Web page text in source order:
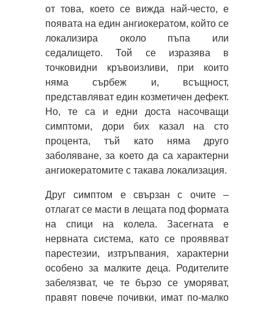
от това, което се вижда най-често, е
появата на един ангиокератом, който се
локализира около пъпа или
седалището. Той се изразява в
точковидни кръвоизливи, при които
няма сърбеж и, всъщност,
представляват един козметичен дефект.
Но, те са и едни доста насочващи
симптоми, дори бих казал на сто
процента, тъй като няма друго
заболяване, за което да са характерни
ангиокератомите с такава локализация.
Друг симптом е свързан с очите –
отлагат се масти в лещата под формата
на спици на колела. Засегната е
нервната система, като се проявяват
парестезии, изтръпвания, характерни
особено за малките деца. Родителите
забелязват, че те бързо се уморяват,
правят повече почивки, имат по-малко